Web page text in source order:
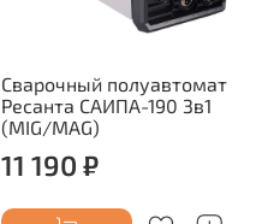
Сварочный полуавтомат
Ресанта САИПА-190 3в1
(MIG/MAG)
11 190 ₽